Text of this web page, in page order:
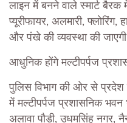
लाइन में बनने वाले स्मार्ट बैरक
प्यूरीफायर, अलमारी,
और पंखे की व्यवस्था की
आधुनिक होंगे मल्टीपर्पज
पुलिस विभाग की ओर से प्रदेश
में मल्टीपर्पज प्रशासनिक
अलावा पौड़ी, उधमसिंह नगर,